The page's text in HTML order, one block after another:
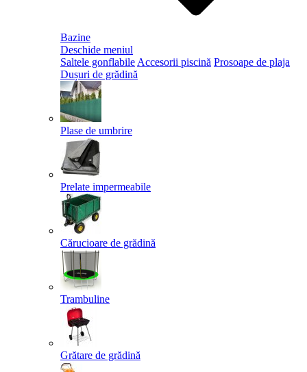
Bazine
Deschide meniul
Saltele gonflabile Accesorii piscină Prosoape de plaja
Dușuri de grădină
Plase de umbrire
Prelate impermeabile
Cărucioare de grădină
Trambuline
Grătare de grădină